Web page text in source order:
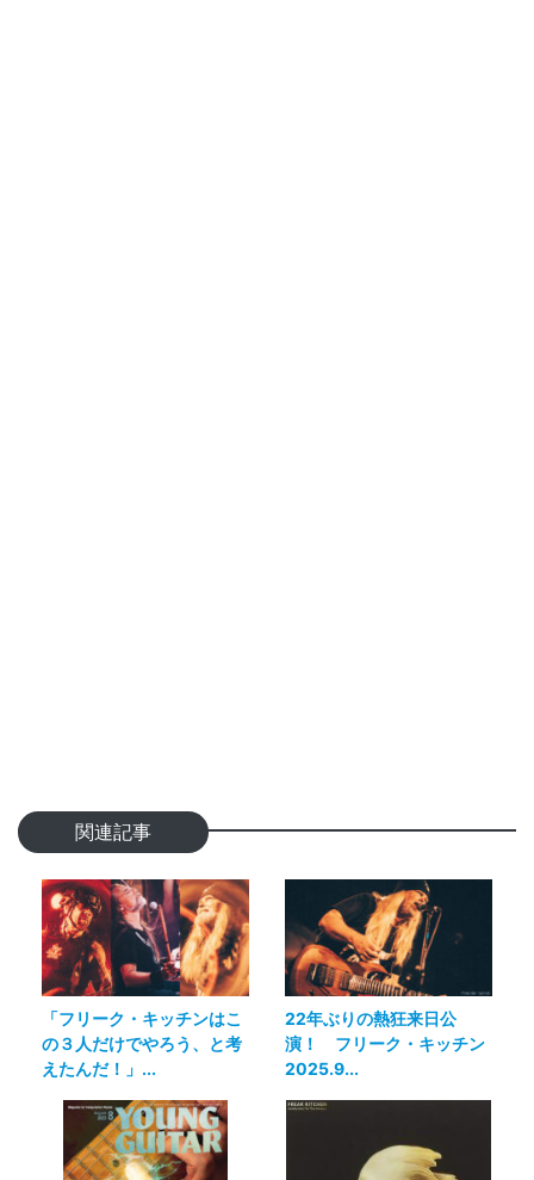
関連記事
「フリーク・キッチンはこ
の３人だけでやろう、と考
えたんだ！」...
22年ぶりの熱狂来日公
演！ フリーク・キッチン
2025.9...